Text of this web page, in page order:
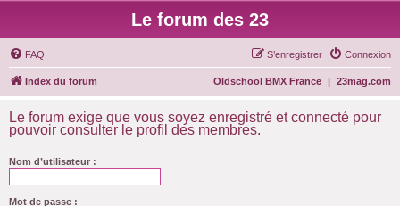
Le forum des 23
FAQ Connexion
S’enregistrer
Index du forum 23mag.com
|
Oldschool BMX France
Le forum exige que vous soyez enregistré et connecté pour
pouvoir consulter le profil des membres.
Nom d’utilisateur :
Mot de passe :